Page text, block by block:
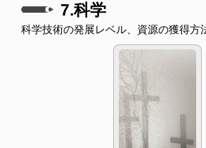
7.科学
科学技術の発展レベル、資源の獲得方